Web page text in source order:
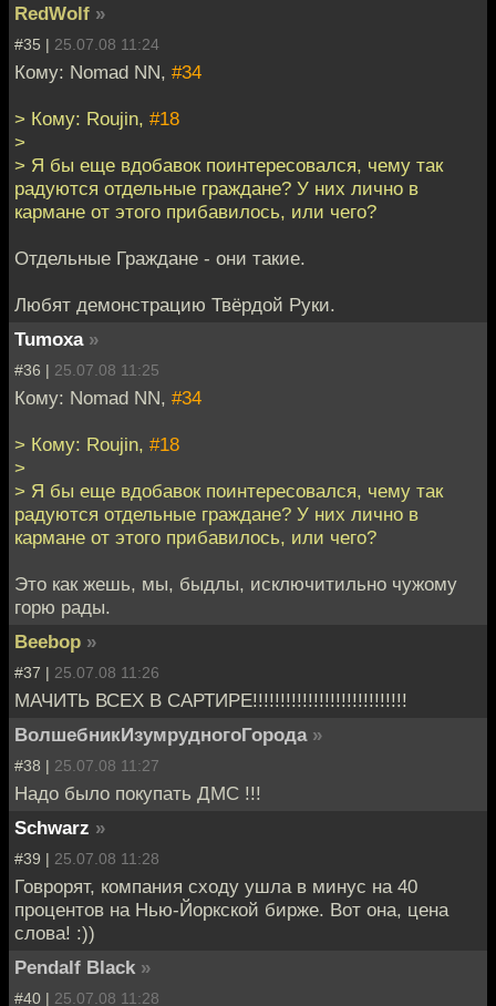
RedWolf »
#35 | 25.07.08 11:24
Кому: Nomad NN, #34
> Кому: Roujin, #18
>
> Я бы еще вдобавок поинтересовался, чему так
радуются отдельные граждане? У них лично в
кармане от этого прибавилось, или чего?
Отдельные Граждане - они такие.
Любят демонстрацию Твёрдой Руки.
Tumoxa »
#36 | 25.07.08 11:25
Кому: Nomad NN, #34
> Кому: Roujin, #18
>
> Я бы еще вдобавок поинтересовался, чему так
радуются отдельные граждане? У них лично в
кармане от этого прибавилось, или чего?
Это как жешь, мы, быдлы, исключитильно чужому
горю рады.
Beebop »
#37 | 25.07.08 11:26
МАЧИТЬ ВСЕХ В САРТИРЕ!!!!!!!!!!!!!!!!!!!!!!!!!!!!
ВолшебникИзумрудногоГорода »
#38 | 25.07.08 11:27
Надо было покупать ДМС !!!
Schwarz »
#39 | 25.07.08 11:28
Говрорят, компания сходу ушла в минус на 40
процентов на Нью-Йоркской бирже. Вот она, цена
слова! :))
Pendalf Black »
#40 | 25.07.08 11:28